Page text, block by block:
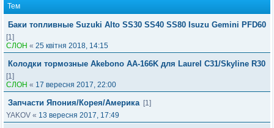
Тем
Баки топливные Suzuki Alto SS30 SS40 SS80 Isuzu Gemini PFD60
[1]
СЛОН « 25 квітня 2018, 14:15
Колодки тормозные Akebono AA-166K для Laurel C31/Skyline R30
[1]
СЛОН « 17 вересня 2017, 22:00
Запчасти Япония/Корея/Америка [1]
YAKOV « 13 вересня 2017, 17:49